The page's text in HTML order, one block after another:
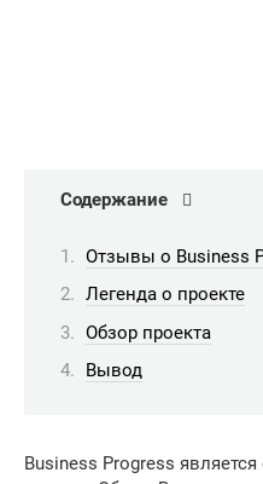
Содержание
Отзывы о Business
Легенда о проекте
Обзор проекта
Вывод
Business Progress